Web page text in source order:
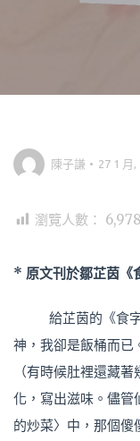
陳子謙 • 27 1 月,
瀏覽人數： 6,978
* 原文刊於鄒芷茵《
給芷茵的《食
神，我卻是飯桶而已
（有時候肚裡還藏
化，寫出滋味。儘管
的炒菜〉中，那個傻